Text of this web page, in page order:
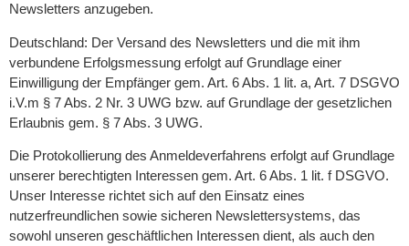
Newsletters anzugeben.
Deutschland: Der Versand des Newsletters und die mit ihm
verbundene Erfolgsmessung erfolgt auf Grundlage einer
Einwilligung der Empfänger gem. Art. 6 Abs. 1 lit. a, Art. 7 DSGVO
i.V.m § 7 Abs. 2 Nr. 3 UWG bzw. auf Grundlage der gesetzlichen
Erlaubnis gem. § 7 Abs. 3 UWG.
Die Protokollierung des Anmeldeverfahrens erfolgt auf Grundlage
unserer berechtigten Interessen gem. Art. 6 Abs. 1 lit. f DSGVO.
Unser Interesse richtet sich auf den Einsatz eines
nutzerfreundlichen sowie sicheren Newslettersystems, das
sowohl unseren geschäftlichen Interessen dient, als auch den